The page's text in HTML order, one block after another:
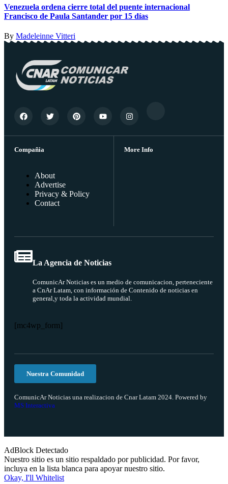
Venezuela ordena cierre total del puente internacional
Francisco de Paula Santander por 15 días
By Madeleinne Vitteri
Compañia
About
Advertise
Privacy & Policy
Contact
More Info
La Agencia de Noticias
ComunicAr Noticias es un medio de comunicacion, perteneciente
a CnAr Latam, con información de Contenido de noticias en
general,y toda la actividad mundial.
[mc4wp_form]
Nuestra Comunidad
ComunicAr Noticias una realizacion de Cnar Latam 2024. Powered by
MS Interactiva
AdBlock Detectado
Nuestro sitio es un sitio respaldado por publicidad. Por favor,
incluya en la lista blanca para apoyar nuestro sitio.
Okay, I'll Whitelist